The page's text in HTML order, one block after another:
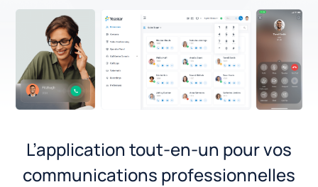
L’application tout-en-un pour vos
communications professionnelles